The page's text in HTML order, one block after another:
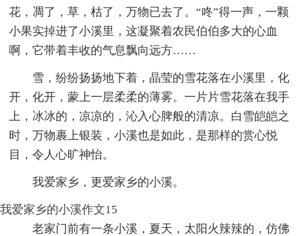
花，凋了，草，枯了，万物已去了。“咚”得一声，一颗
小果实掉进了小溪里，这凝聚着农民伯伯多大的心血
啊，它带着丰收的气息飘向远方……
雪，纷纷扬扬地下着，晶莹的雪花落在小溪里，化
开，化开，蒙上一层柔柔的薄雾。一片片雪花落在我手
上，冰冰的，凉凉的，沁入心脾般的清凉。白雪皑皑之
时，万物裹上银装，小溪也是如此，是那样的赏心悦
目，令人心旷神怡。
我爱家乡，更爱家乡的小溪。
我爱家乡的小溪作文15
老家门前有一条小溪，夏天，太阳火辣辣的，仿佛